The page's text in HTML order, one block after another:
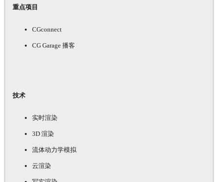
重点项目
CGconnect
CG Garage 播客
技术
实时渲染
3D 渲染
流体动力学模拟
云渲染